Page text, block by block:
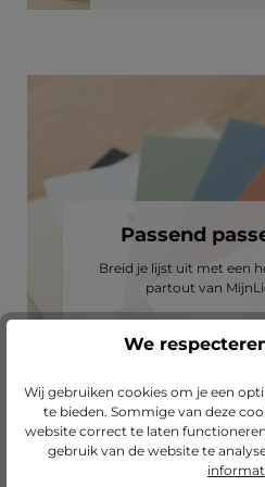
Passend
Breid je lijst uit met een
partout van
naar onze
We
Wij gebruiken cookies om je een
te bieden. Sommige van deze
website correct te laten
gebruik van de website te